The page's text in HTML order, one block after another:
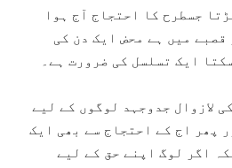
جسطرح کا احتجاج آج ہوا
قصبے میں ہے محض ایک دن کی
ایک تسلسل کی ضرورت ہے۔
لازوال جدوجہد لوگوں کے لیے
پھر اج کے احتجاج سے بھی ایک
اگر لوگ اپنے حق کے لیے